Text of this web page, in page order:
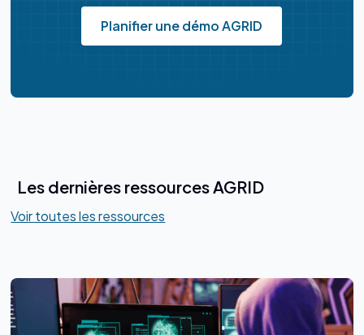
Planifier une démo AGRID
Les dernières ressources AGRID
Voir toutes les ressources